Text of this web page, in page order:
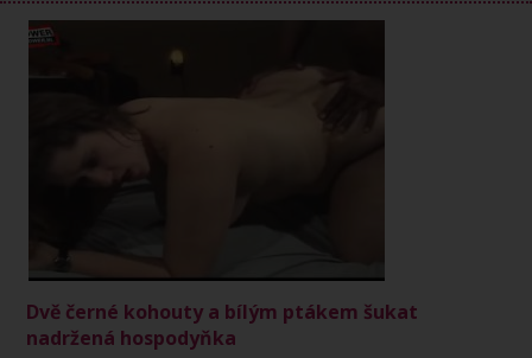
Dvě černé kohouty a bílým ptákem šukat
nadržená hospodyňka